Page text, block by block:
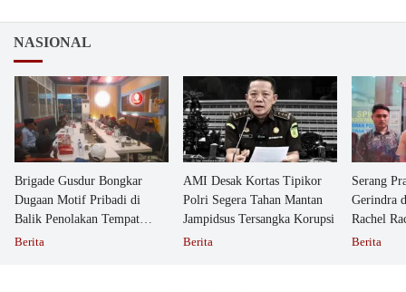
NASIONAL
Brigade Gusdur Bongkar
Dugaan Motif Pribadi di
Balik Penolakan Tempat
Ibadah GKJW Bangil
Berita
AMI Desak Kortas Tipikor
Polri Segera Tahan Mantan
Jampidsus Tersangka Korupsi
Berita
Serang
Gerindra
Rachel
Berita